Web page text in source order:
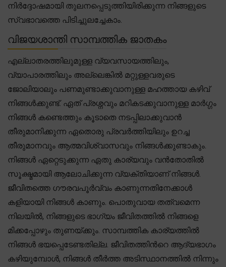
നിർദ്ദോഷമായി തുലനപ്പെടുത്തിയിരിക്കുന്ന നിങ്ങളുടെ
സ്വഭാവത്തെ പിടിച്ചുലച്ചേകാം.
വിജയശാന്തി സാമ്പത്തിക ജാതകം
എല്ലാതരത്തിലുമുള്ള വ്യവസായത്തിലും,
വ്യാപാരത്തിലും അല്ലെങ്കിൽ മറ്റുള്ളവരുടെ
ജോലിയാലും പണമുണ്ടാക്കുവാനുള്ള മഹത്തായ കഴിവ്
നിങ്ങൾക്കുണ്ട്. ഏത് പ്രശ്നവും മറികടക്കുവാനുള്ള മാർഗ്ഗം
നിങ്ങൾ കണ്ടെത്തും കൂടാതെ നടപ്പിലാക്കുവാൻ
തീരുമാനിക്കുന്ന ഏതൊരു പ്രവർത്തിയിലും ഉറച്ച
തീരുമാനവും ആത്മവിശ്വാസവും നിങ്ങൾക്കുണ്ടാകും.
നിങ്ങൾ ഏറ്റെടുക്കുന്ന ഏതു കാര്യവും വൻതോതിൽ
സൂക്ഷ്മമായി ആലോചിക്കുന്ന വ്യക്തിയാണ് നിങ്ങൾ.
ജീവിതത്തെ ഗൗരവപൂർവ്വം കാണുന്നതിനേക്കാൾ
കളിയായി നിങ്ങൾ കാണും. പൊതുവായ തത്വമെന്ന
നിലയിൽ, നിങ്ങളുടെ ഭാഗ്യം ജീവിതത്തിൽ നിങ്ങളെ
മിക്കപ്പോഴും തുണയ്ക്കും. സാമ്പത്തിക കാര്യത്തിൽ
നിങ്ങൾ ഭയപ്പെടേണ്ടതില്ല. ജീവിതത്തിന്‍റെ ആദ്യഭാഗം
കഴിയുമ്പോൾ, നിങ്ങൾ തീർത്ത അടിസ്ഥാനത്തിൽ നിന്നും